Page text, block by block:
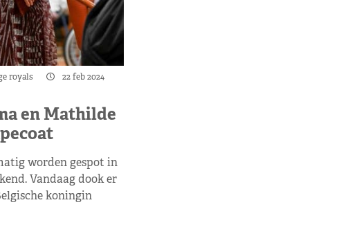
royals
22 feb 2024
en Mathilde
worden gespot in
Vandaag dook er
koningin